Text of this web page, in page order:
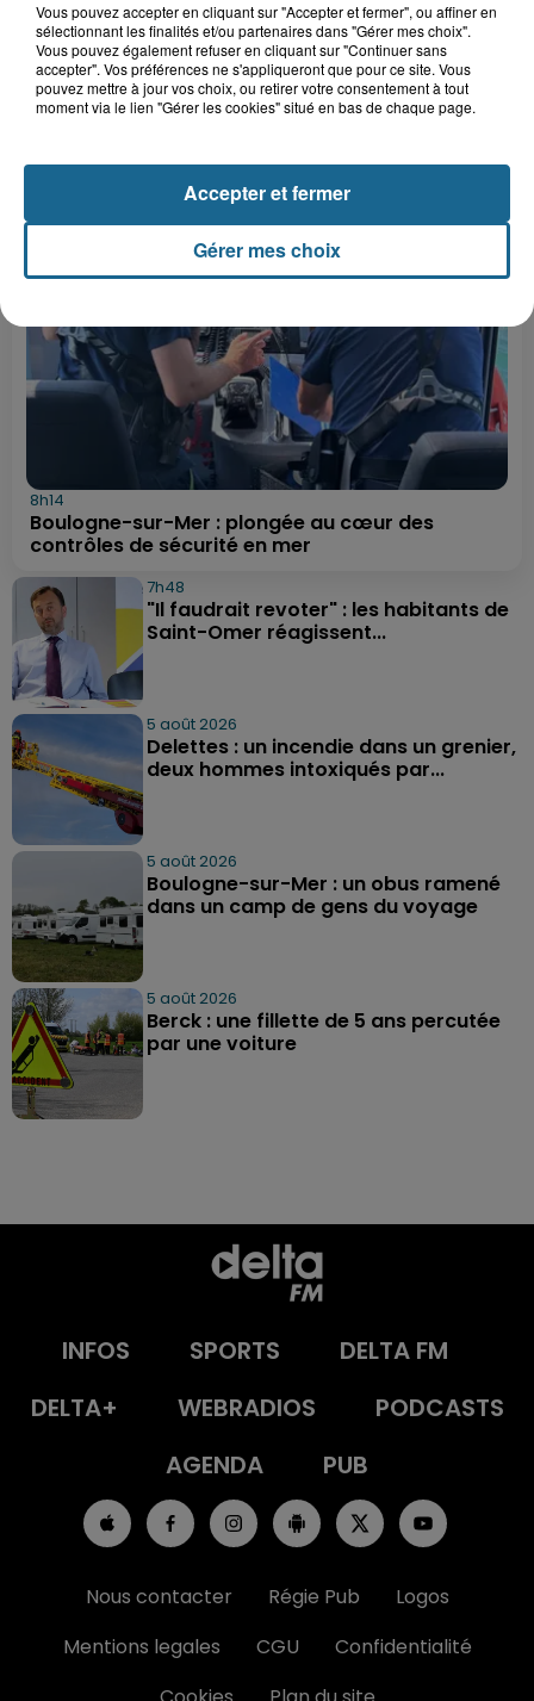
BEE GEES
stayin' alive
KENDJI GIRAC /
VIANNEY
le feu
NATASHA St-PIER
alors on se
raccroche
LE FIL INFO
8h14
Boulogne-sur-Mer : plongée au cœur des
contrôles de sécurité en mer
7h48
"Il faudrait revoter" : les habitants de
Saint-Omer réagissent...
5 août 2026
Delettes : un incendie dans un grenier,
deux hommes intoxiqués par...
5 août 2026
Boulogne-sur-Mer : un obus ramené
dans un camp de gens du voyage
5 août 2026
Berck : une fillette de 5 ans percutée
par une voiture
INFOS SPORTS
DELTA FM
DELTA+
WEBRADIOS
PODCASTS
AGENDA
PUB
Nous contacter Régie Pub
Logos
Mentions legales
CGU
Confidentialité
Vous pouvez accepter en cliquant sur "Accepter et fermer", ou affiner en
sélectionnant les finalités et/ou partenaires dans "Gérer mes choix".
Vous pouvez également refuser en cliquant sur "Continuer sans
accepter". Vos préférences ne s'appliqueront que pour ce site. Vous
pouvez mettre à jour vos choix, ou retirer votre consentement à tout
moment via le lien "Gérer les cookies" situé en bas de chaque page.
Gérer mes choix
Accepter et fermer